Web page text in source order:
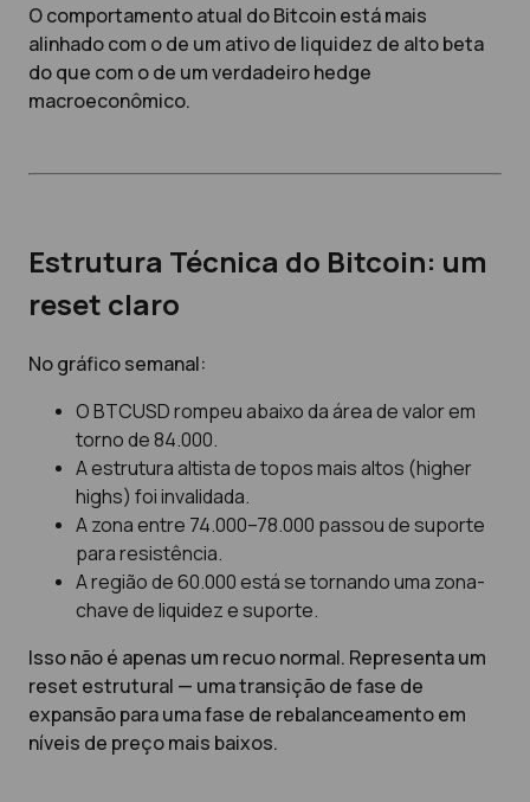
O comportamento atual do Bitcoin está mais
alinhado com o de um ativo de liquidez de alto beta
do que com o de um verdadeiro hedge
macroeconômico.
Estrutura Técnica do Bitcoin: um
reset claro
No gráfico semanal:
O BTCUSD rompeu abaixo da área de valor em
torno de 84.000.
A estrutura altista de topos mais altos (higher
highs) foi invalidada.
A zona entre 74.000–78.000 passou de suporte
para resistência.
A região de 60.000 está se tornando uma zona-
chave de liquidez e suporte.
Isso não é apenas um recuo normal. Representa um
reset estrutural — uma transição de fase de
expansão para uma fase de rebalanceamento em
níveis de preço mais baixos.